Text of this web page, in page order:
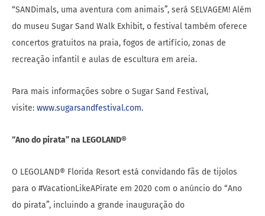
“SANDimals, uma aventura com animais”, será SELVAGEM! Além
do museu Sugar Sand Walk Exhibit, o festival também oferece
concertos gratuitos na praia, fogos de artifício, zonas de
recreação infantil e aulas de escultura em areia.
Para mais informações sobre o Sugar Sand Festival,
visite: www.sugarsandfestival.com.
“Ano do pirata” na LEGOLAND®
O LEGOLAND® Florida Resort está convidando fãs de tijolos
para o #VacationLikeAPirate em 2020 com o anúncio do “Ano
do pirata”, incluindo a grande inauguração do